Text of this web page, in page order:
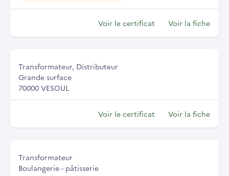
Voir le certificat Voir la fiche
Transformateur, Distributeur
Grande surface
70000 VESOUL
Voir le certificat Voir la fiche
Transformateur
Boulangerie - pâtisserie